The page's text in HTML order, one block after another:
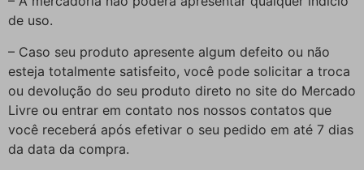
de uso.
– Caso seu produto apresente algum defeito ou não
esteja totalmente satisfeito, você pode solicitar a troca
ou devolução do seu produto direto no site do Mercado
Livre ou entrar em contato nos nossos contatos que
você receberá após efetivar o seu pedido em até 7 dias
da data da compra.